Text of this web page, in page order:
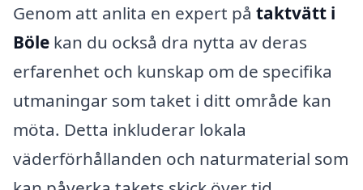
Genom att anlita en expert på taktvätt i
Böle kan du också dra nytta av deras
erfarenhet och kunskap om de specifika
utmaningar som taket i ditt område kan
möta. Detta inkluderar lokala
väderförhållanden och naturmaterial som